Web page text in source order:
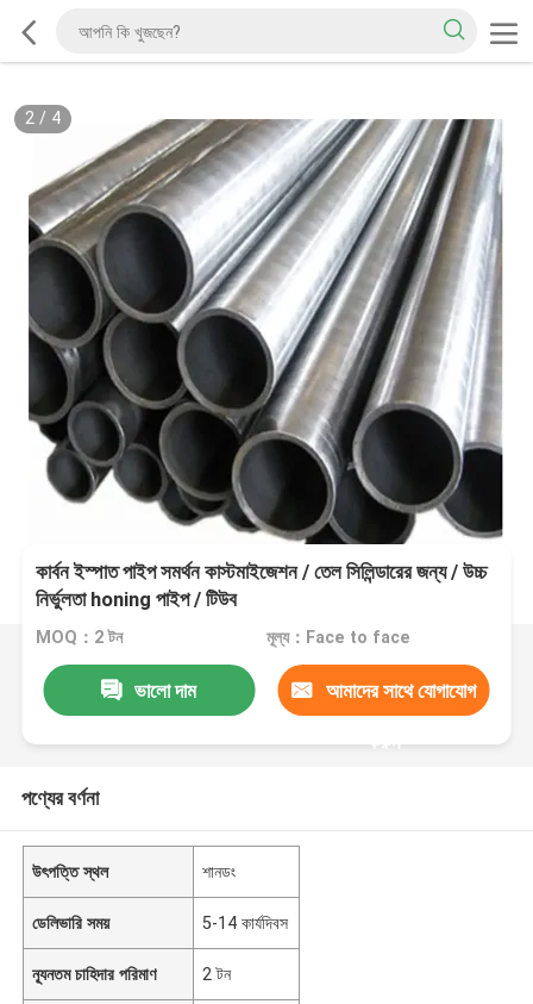
2/ 4
কার্বন ইস্পাত পাইপ সমর্থন কাস্টমাইজেশন / তেল সিলিন্ডারের জন্য / উচ্চ
নির্ভুলতা honing পাইপ / টিউব
MOQ：2 টন মূল্য：Face to face
ভালো দাম আমাদের সাথে যোগাযোগ
করুন
পণ্যের বর্ণনা
উৎপত্তি স্থল শানডং
ডেলিভারি সময় 5-14 কার্যদিবস
ন্যূনতম চাহিদার পরিমাণ 2 টন